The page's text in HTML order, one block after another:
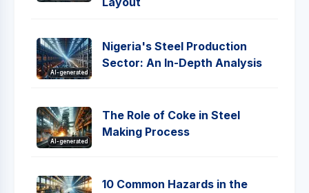
AI-generated
Nigeria's Steel Production
Sector: An In-Depth Analysis
AI-generated
The Role of Coke in Steel
Making Process
10 Common Hazards in the